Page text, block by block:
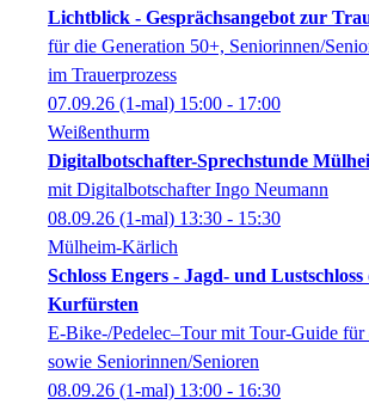
Lichtblick - Gesprächsangebot zur
für die Generation 50+, Seniorinnen/
im Trauerprozess
07.09.26 (1-mal) 15:00 - 17:00
Weißenthurm
Digitalbotschafter-Sprechstunde
mit Digitalbotschafter Ingo Neumann
08.09.26 (1-mal) 13:30 - 15:30
Mülheim-Kärlich
Schloss Engers - Jagd- und
Kurfürsten
E-Bike-/Pedelec–Tour mit Tour-Guide für
sowie Seniorinnen/Senioren
08.09.26 (1-mal) 13:00 - 16:30